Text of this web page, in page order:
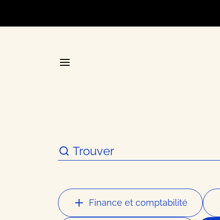
La plateforme stratégique
Annuaire
Finance et comptabilité